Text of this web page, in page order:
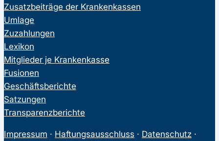
Zusatzbeiträge der Krankenkassen
Umlage
Zuzahlungen
Lexikon
Mitglieder je Krankenkasse
Fusionen
Geschäftsberichte
Satzungen
Transparenzberichte
Impressum · Haftungsausschluss · Datenschutz ·